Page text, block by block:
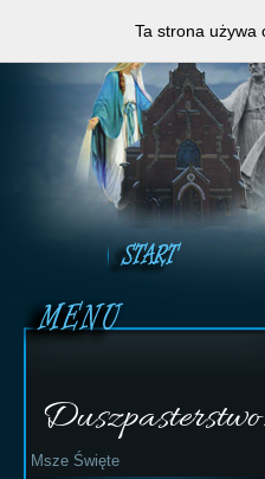
Duszpasterstwo:
Msze Święte
Ta strona używa